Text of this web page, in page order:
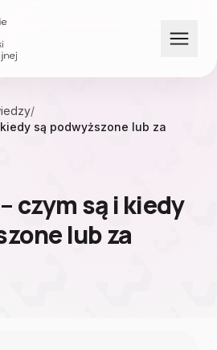
/
są podwyższone lub za
czym są i kiedy
lub za